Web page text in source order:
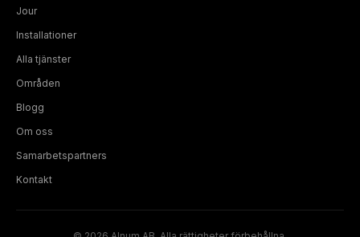
Jour
Installationer
Alla tjänster
Områden
Blogg
Om oss
Samarbetspartners
Kontakt